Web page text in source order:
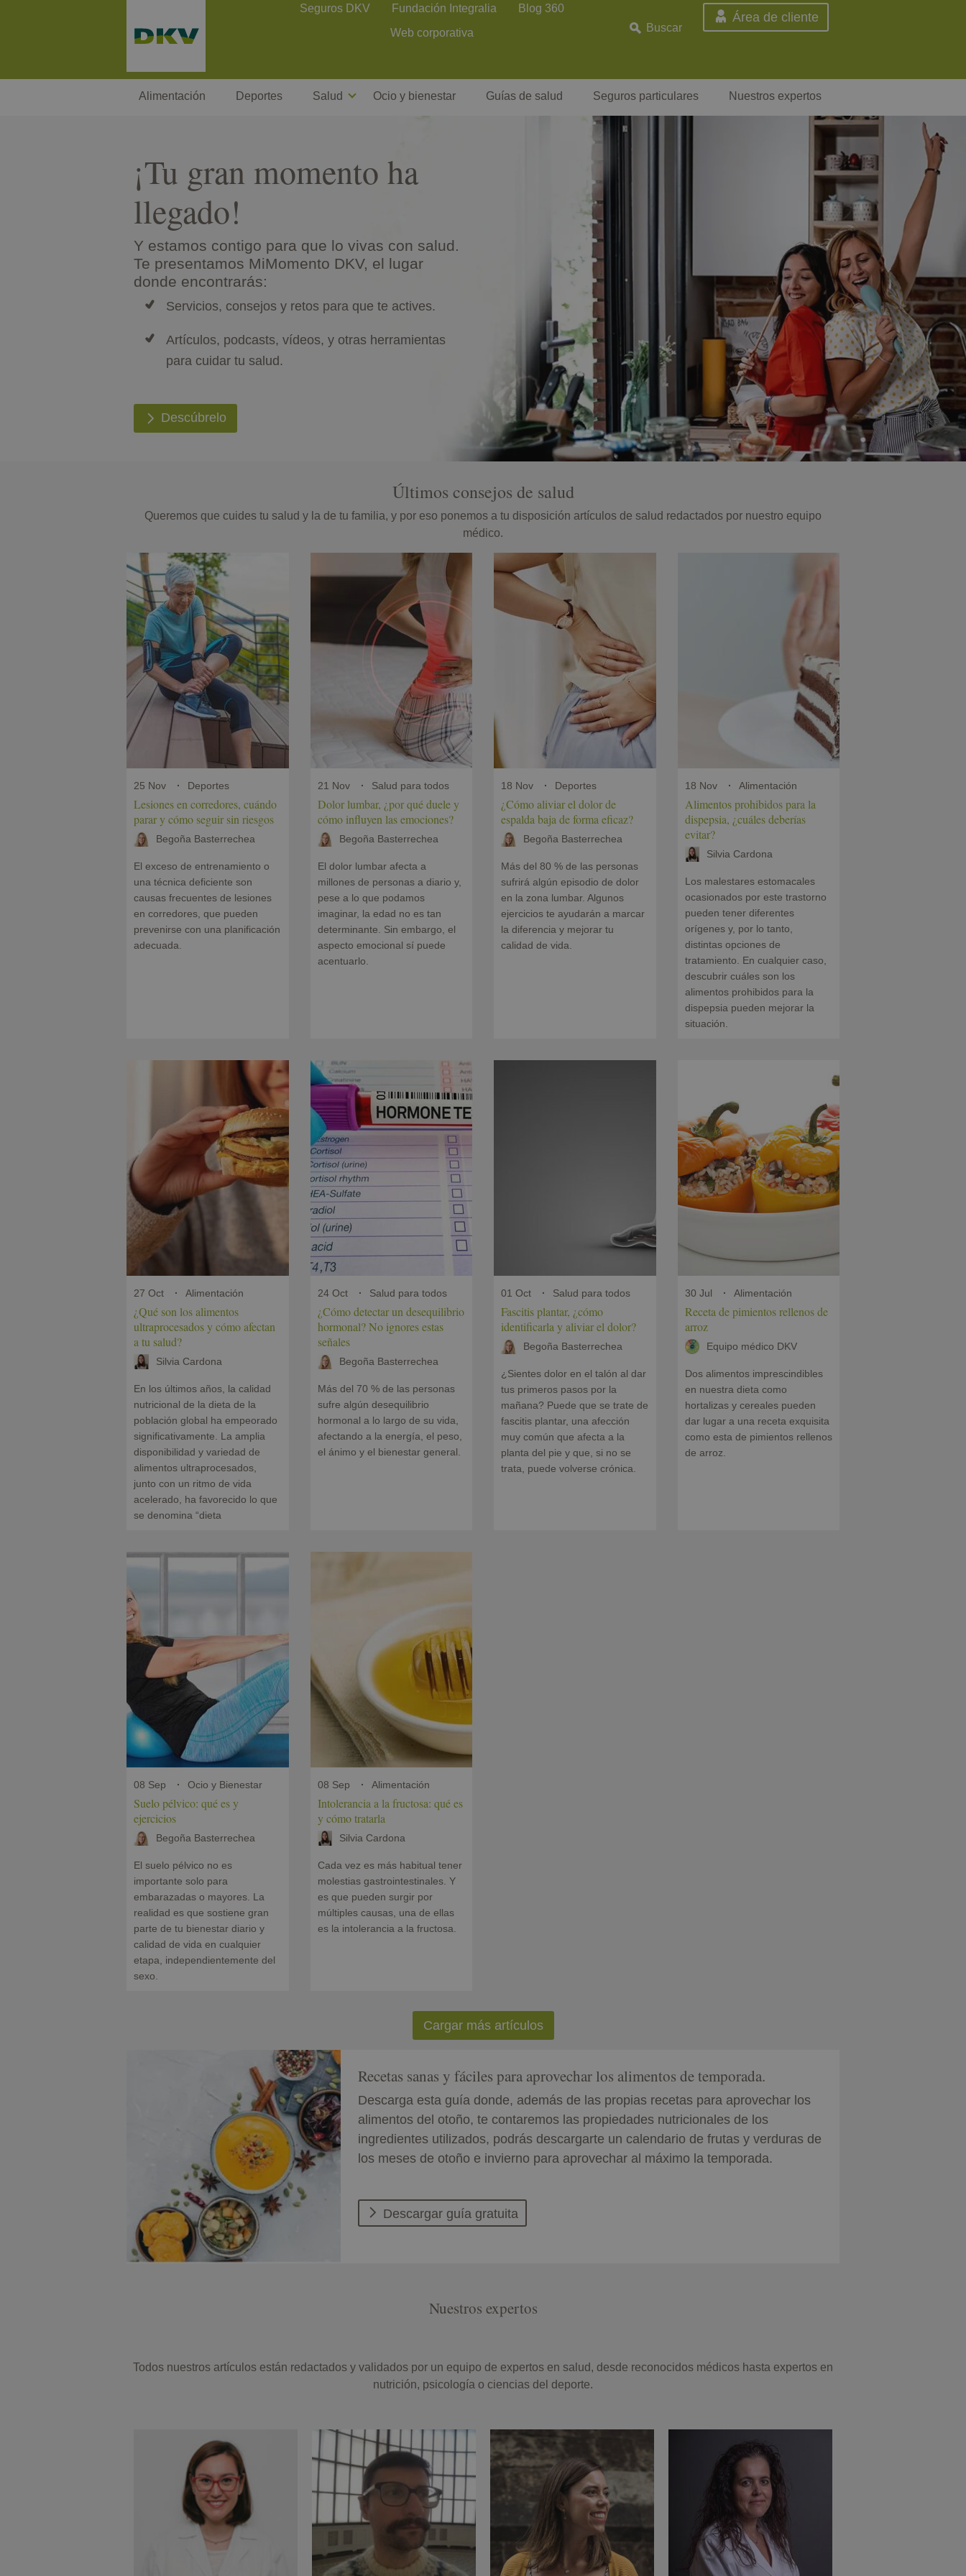
Contact HeaderSeguros DKV Fundación Integralia
Blog 360
Web corporativa
Buscar
Área de cliente
Alimentación Deportes Salud Ocio y bienestar Guías de salud Seguros particulares Nuestros expertos
¡Tu gran momento ha
llegado!
Y estamos contigo para que lo vivas con salud.
Te presentamos MiMomento DKV, el lugar
donde encontrarás:
Servicios, consejos y retos para que te actives.
Artículos, podcasts, vídeos, y otras herramientas
para cuidar tu salud.
Descúbrelo
Últimos consejos de salud
Queremos que cuides tu salud y la de tu familia, y por eso ponemos a tu disposición artículos de salud redactados por nuestro equipo
médico.
25 Nov Deportes
Lesiones en corredores, cuándo
parar y cómo seguir sin riesgos
Begoña Basterrechea
El exceso de entrenamiento o
una técnica deficiente son
causas frecuentes de lesiones
en corredores, que pueden
prevenirse con una planificación
adecuada.
21 Nov Salud para todos
Dolor lumbar, ¿por qué duele y
cómo influyen las emociones?
Begoña Basterrechea
El dolor lumbar afecta a
millones de personas a diario y,
pese a lo que podamos
imaginar, la edad no es tan
determinante. Sin embargo, el
aspecto emocional sí puede
acentuarlo.
18 Nov Deportes
¿Cómo aliviar el dolor de
espalda baja de forma eficaz?
Begoña Basterrechea
Más del 80 % de las personas
sufrirá algún episodio de dolor
en la zona lumbar. Algunos
ejercicios te ayudarán a marcar
la diferencia y mejorar tu
calidad de vida.
18 Nov Alimentación
Alimentos prohibidos para la
dispepsia, ¿cuáles deberías
evitar?
Silvia Cardona
Los malestares estomacales
ocasionados por este trastorno
pueden tener diferentes
orígenes y, por lo tanto,
distintas opciones de
tratamiento. En cualquier caso,
descubrir cuáles son los
alimentos prohibidos para la
dispepsia pueden mejorar la
situación.
27 Oct Alimentación
¿Qué son los alimentos
ultraprocesados y cómo afectan
a tu salud?
Silvia Cardona
En los últimos años, la calidad
nutricional de la dieta de la
población global ha empeorado
significativamente. La amplia
disponibilidad y variedad de
alimentos ultraprocesados,
junto con un ritmo de vida
acelerado, ha favorecido lo que
se denomina “dieta
24 Oct Salud para todos
¿Cómo detectar un desequilibrio
hormonal? No ignores estas
señales
Begoña Basterrechea
Más del 70 % de las personas
sufre algún desequilibrio
hormonal a lo largo de su vida,
afectando a la energía, el peso,
el ánimo y el bienestar general.
01 Oct Salud para todos
Fascitis plantar, ¿cómo
identificarla y aliviar el dolor?
Begoña Basterrechea
¿Sientes dolor en el talón al dar
tus primeros pasos por la
mañana? Puede que se trate de
fascitis plantar, una afección
muy común que afecta a la
planta del pie y que, si no se
trata, puede volverse crónica.
30 Jul Alimentación
Receta de pimientos rellenos de
arroz
Equipo médico DKV
Dos alimentos imprescindibles
en nuestra dieta como
hortalizas y cereales pueden
dar lugar a una receta exquisita
como esta de pimientos rellenos
de arroz.
08 Sep Ocio y Bienestar
Suelo pélvico: qué es y
ejercicios
Begoña Basterrechea
El suelo pélvico no es
importante solo para
embarazadas o mayores. La
realidad es que sostiene gran
parte de tu bienestar diario y
calidad de vida en cualquier
etapa, independientemente del
sexo.
08 Sep Alimentación
Intolerancia a la fructosa: qué es
y cómo tratarla
Silvia Cardona
Cada vez es más habitual tener
molestias gastrointestinales. Y
es que pueden surgir por
múltiples causas, una de ellas
es la intolerancia a la fructosa.
Cargar más artículos
Recetas sanas y fáciles para aprovechar los alimentos de temporada.
Descarga esta guía donde, además de las propias recetas para aprovechar los
alimentos del otoño, te contaremos las propiedades nutricionales de los
ingredientes utilizados, podrás descargarte un calendario de frutas y verduras de
los meses de otoño e invierno para aprovechar al máximo la temporada.
Descargar guía gratuita
Nuestros expertos
Todos nuestros artículos están redactados y validados por un equipo de expertos en salud, desde reconocidos médicos hasta expertos en
nutrición, psicología o ciencias del deporte.